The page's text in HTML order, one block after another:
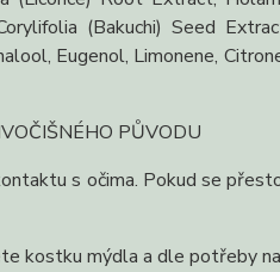
(Bakuchi) Seed
Eugenol, Limonene,
PŮVODU
s očima. Pokud se
kostku mýdla a dle potřeby